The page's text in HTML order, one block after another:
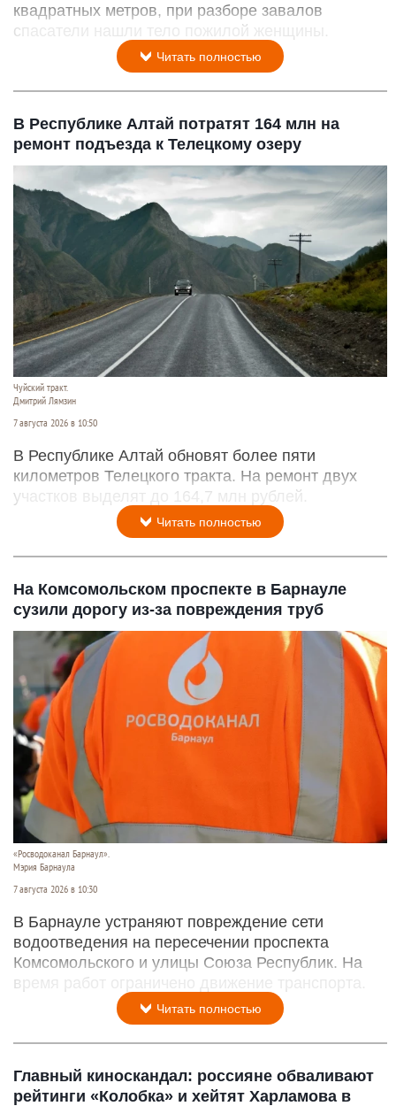
квадратных метров, при разборе завалов
спасатели нашли тело пожилой женщины.
Читать полностью
В Республике Алтай потратят 164 млн на
ремонт подъезда к Телецкому озеру
Чуйский тракт.
Дмитрий Лямзин
7 августа 2026 в 10:50
В Республике Алтай обновят более пяти
километров Телецкого тракта. На ремонт двух
участков выделят до 164,7 млн рублей.
Читать полностью
На Комсомольском проспекте в Барнауле
сузили дорогу из-за повреждения труб
«Росводоканал Барнаул».
Мэрия Барнаула
7 августа 2026 в 10:30
В Барнауле устраняют повреждение сети
водоотведения на пересечении проспекта
Комсомольского и улицы Союза Республик. На
время работ ограничено движение транспорта.
Читать полностью
Главный киноскандал: россияне обваливают
рейтинги «Колобка» и хейтят Харламова в